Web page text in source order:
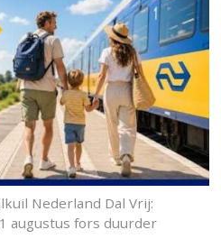
Nederland Dal Vrij:
augustus fors duurder